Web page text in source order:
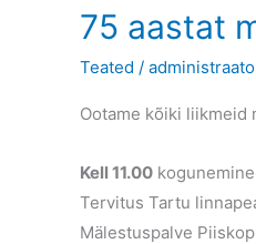
75 aastat
Teated /
Ootame kõiki liikmeid
Kell 11.00
Tervitus Tartu
Mälestuspalve